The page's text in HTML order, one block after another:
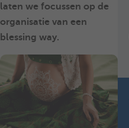
laten we focussen op de
organisatie van een
blessing way.